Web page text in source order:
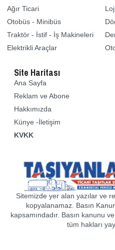
Ağır Ticari
Otobüs - Minibüs
Traktör - İstif - İş Makineleri
Elektrikli Araçlar
Site Haritası
Ana Sayfa
Reklam ve Abone
Hakkımızda
Künye -İletişim
KVKK
Sitemizde yer alan yazılar ve
kopyalanamaz. Basın
kapsamındadır. Basın kanunu
tüm hakları